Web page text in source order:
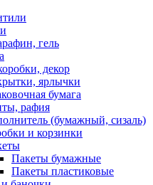
гель
декор
ярлычки
бумага
рафия
(бумажный, сизаль)
и корзинки
Пакеты бумажные
Пакеты пластиковые